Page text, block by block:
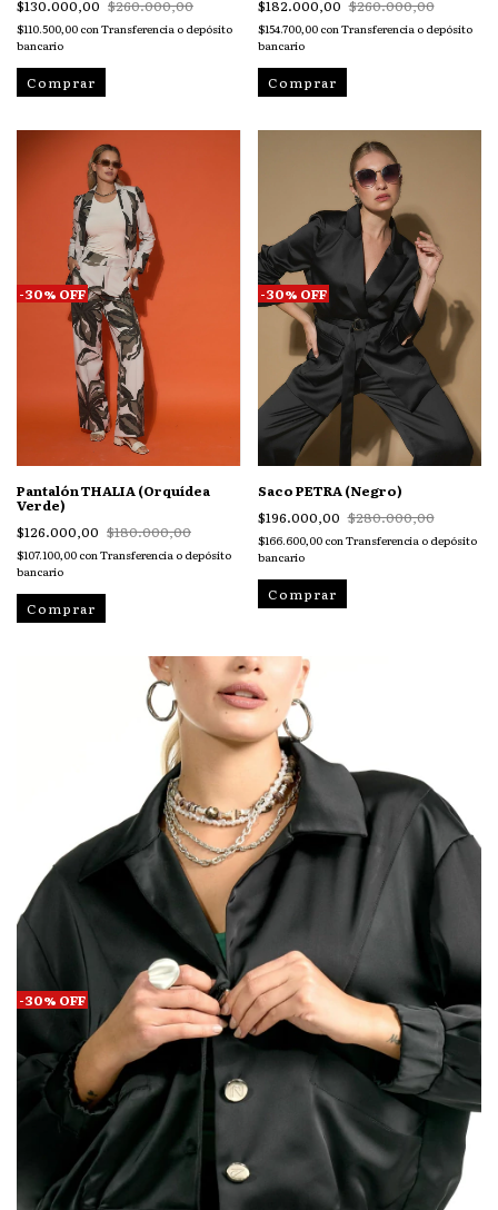
$130.000,00 $260.000,00
$110.500,00 con Transferencia o depósito
bancario
Comprar
$182.000,00 $260.000,00
$154.700,00 con Transferencia o depósito
bancario
Comprar
-30% OFF
Pantalón THALIA (Orquídea
Verde)
$126.000,00 $180.000,00
$107.100,00 conTransferencia o depósito
bancario
Comprar
-30% OFF
Saco PETRA (Negro)
$196.000,00 $280.000,00
$166.600,00 conTransferencia o depósito
bancario
Comprar
-30% OFF